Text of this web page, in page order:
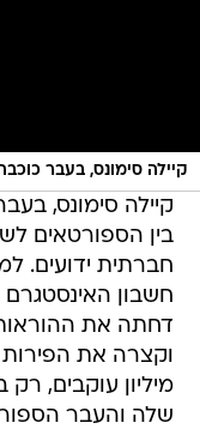
קיילה סימונס, בעבר
קיילה סימונס,
בין הספורטאים
חברתית ידועים.
חשבון
דחתה את
וקצרה את
מיליון עוקבים,
שלה והעבר